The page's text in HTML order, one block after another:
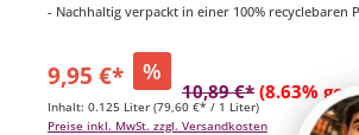
- Nachhaltig verpackt in einer 100% recyclebaren
9,95 €* %
10,89 €* (8.63%
Inhalt: 0.125 Liter (79,60 €* / 1 Liter)
Preise inkl. MwSt. zzgl. Versandkosten